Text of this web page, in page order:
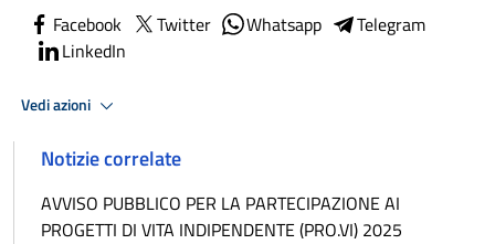
Facebook Twitter Whatsapp
Telegram
LinkedIn
Vedi azioni
Notizie correlate
AVVISO PUBBLICO PER LA PARTECIPAZIONE AI
PROGETTI DI VITA INDIPENDENTE (PRO.VI) 2025